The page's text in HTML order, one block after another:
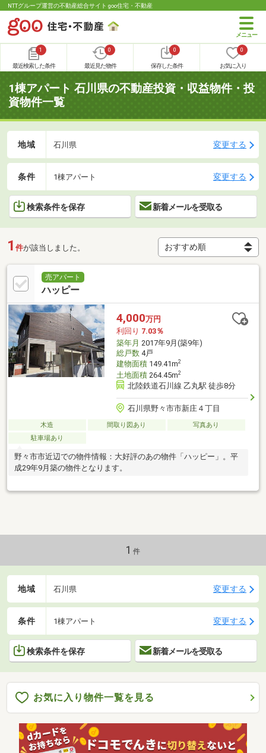
NTTグループ運営の不動産総合サイト goo住宅・不動産
1
最近検索した条件
0
最近見た物件
0
保存した条件
0
お気に入り
1棟アパート 石川県の不動産投資・収益物件・投
資物件一覧
地域 石川県 変更する
条件 1棟アパート 変更する
検索条件を保存 新着メールを受取る
1 件が該当しました。
売アパート
ハッピー
4,000万円
利回り 7.03％
築年月 2017年9月(築9年)
総戸数4戸
建物面積149.41m2
土地面積264.45m2
北陸鉄道石川線 乙丸駅 徒歩8分
石川県野々市市新庄４丁目
木造 間取り図あり
写真あり
駐車場あり
野々市市近辺での物件情報：大好評のあの物件「ハッピー」。平
成29年9月築の物件となります。
1 件
地域 石川県 変更する
条件 1棟アパート 変更する
検索条件を保存 新着メールを受取る
お気に入り物件一覧を見る